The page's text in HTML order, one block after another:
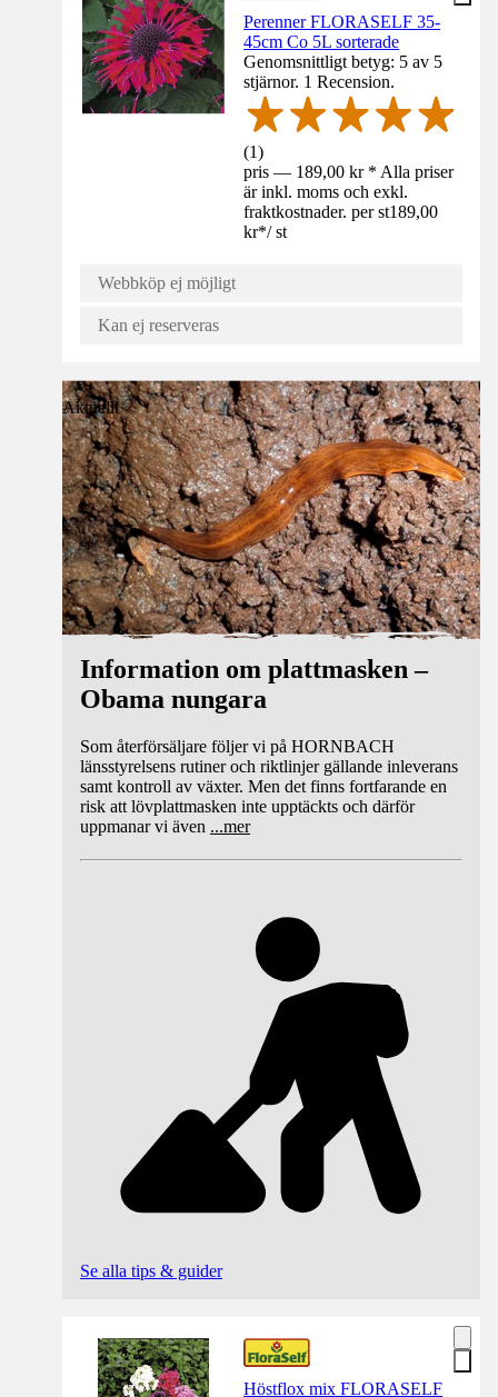
Perenner FLORASELF 35-
45cm Co 5L sorterade
Genomsnittligt betyg: 5 av 5
stjärnor. 1 Recension.
(1)
pris — 189,00 kr * Alla priser
är inkl. moms och exkl.
fraktkostnader. per st189,00
kr*/ st
Webbköp ej möjligt
Kan ej reserveras
Aktuellt
Information om plattmasken –
Obama nungara
Som återförsäljare följer vi på HORNBACH
länsstyrelsens rutiner och riktlinjer gällande inleverans
samt kontroll av växter. Men det finns fortfarande en
risk att lövplattmasken inte upptäckts och därför
uppmanar vi även ...mer
Se alla tips & guider
Höstflox mix FLORASELF